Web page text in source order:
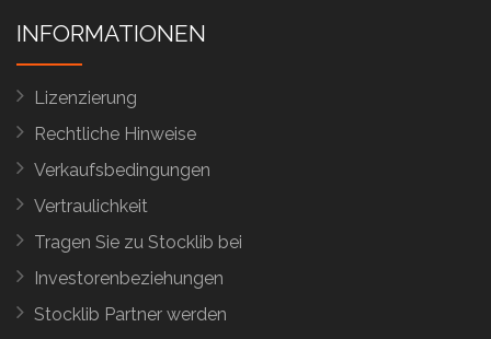
INFORMATIONEN
Lizenzierung
Rechtliche Hinweise
Verkaufsbedingungen
Vertraulichkeit
Tragen Sie zu Stocklib bei
Investorenbeziehungen
Stocklib Partner werden